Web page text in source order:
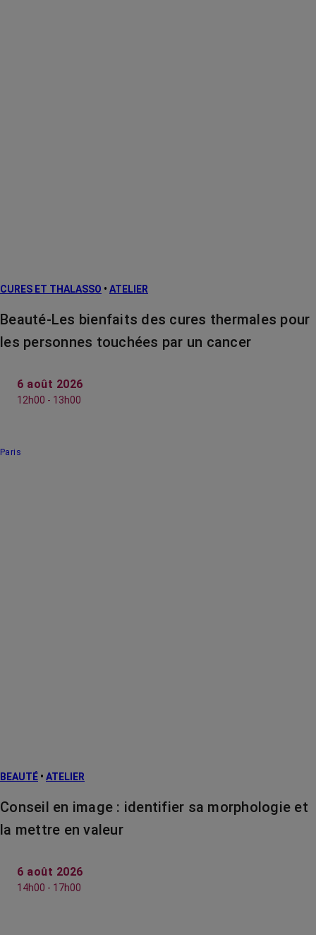
CURES ET THALASSO • ATELIER
Beauté-Les bienfaits des cures thermales pour
les personnes touchées par un cancer
6 août 2026
12h00 - 13h00
Paris
BEAUTÉ • ATELIER
Conseil en image : identifier sa morphologie et
la mettre en valeur
6 août 2026
14h00 - 17h00